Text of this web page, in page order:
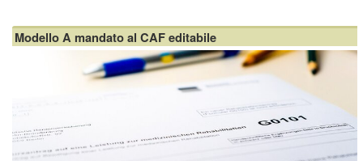
entrambi i modellisono stati eliminati...
Modello A mandato al CAF editabile